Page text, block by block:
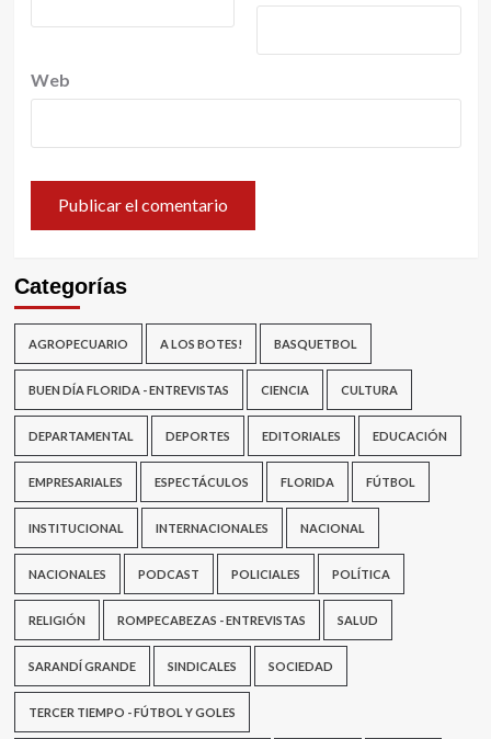
Web
Categorías
AGROPECUARIO A LOS BOTES! BASQUETBOL
BUEN DÍA FLORIDA - ENTREVISTAS CIENCIA CULTURA
DEPARTAMENTAL DEPORTES EDITORIALES EDUCACIÓN
EMPRESARIALES ESPECTÁCULOS FLORIDA FÚTBOL
INSTITUCIONAL INTERNACIONALES NACIONAL
NACIONALES PODCAST POLICIALES POLÍTICA
RELIGIÓN ROMPECABEZAS - ENTREVISTAS SALUD
SARANDÍ GRANDE SINDICALES SOCIEDAD
TERCER TIEMPO - FÚTBOL Y GOLES